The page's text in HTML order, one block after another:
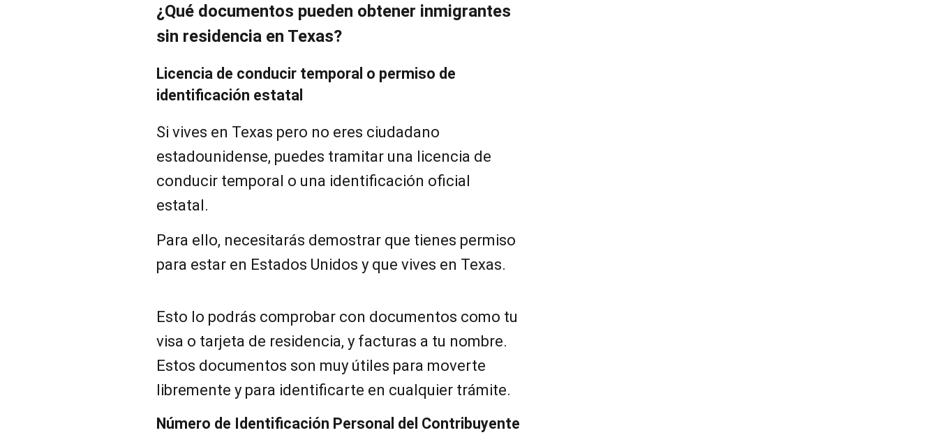
¿Qué documentos pueden obtener inmigrantes
sin residencia en Texas?
Licencia de conducir temporal o permiso de
identificación estatal
Si vives en Texas pero no eres ciudadano
estadounidense, puedes tramitar una licencia de
conducir temporal o una identificación oficial
estatal.
Para ello, necesitarás demostrar que tienes permiso
para estar en Estados Unidos y que vives en Texas.
Esto lo podrás comprobar con documentos como tu
visa o tarjeta de residencia, y facturas a tu nombre.
Estos documentos son muy útiles para moverte
libremente y para identificarte en cualquier trámite.
Número de Identificación Personal del Contribuyente